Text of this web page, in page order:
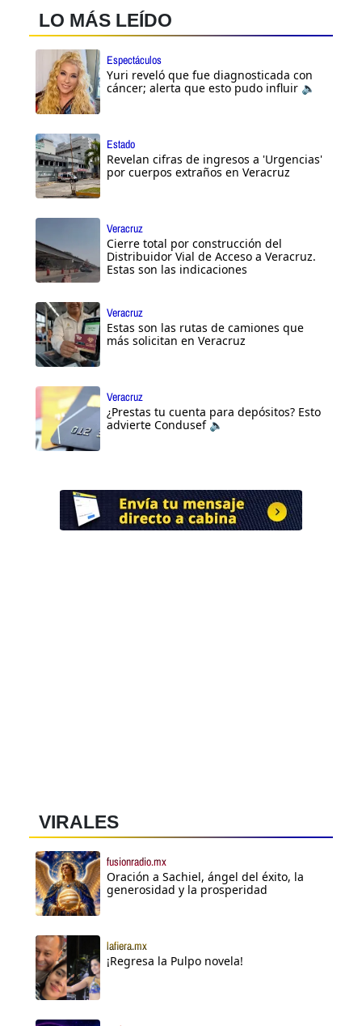
LO MÁS LEÍDO
Espectáculos
Yuri reveló que fue diagnosticada con
cáncer; alerta que esto pudo influir 🔈
Estado
Revelan cifras de ingresos a 'Urgencias'
por cuerpos extraños en Veracruz
Veracruz
Cierre total por construcción del
Distribuidor Vial de Acceso a Veracruz.
Estas son las indicaciones
Veracruz
Estas son las rutas de camiones que
más solicitan en Veracruz
Veracruz
¿Prestas tu cuenta para depósitos? Esto
advierte Condusef 🔈
VIRALES
fusionradio.mx
Oración a Sachiel, ángel del éxito, la
generosidad y la prosperidad
lafiera.mx
¡Regresa la Pulpo novela!